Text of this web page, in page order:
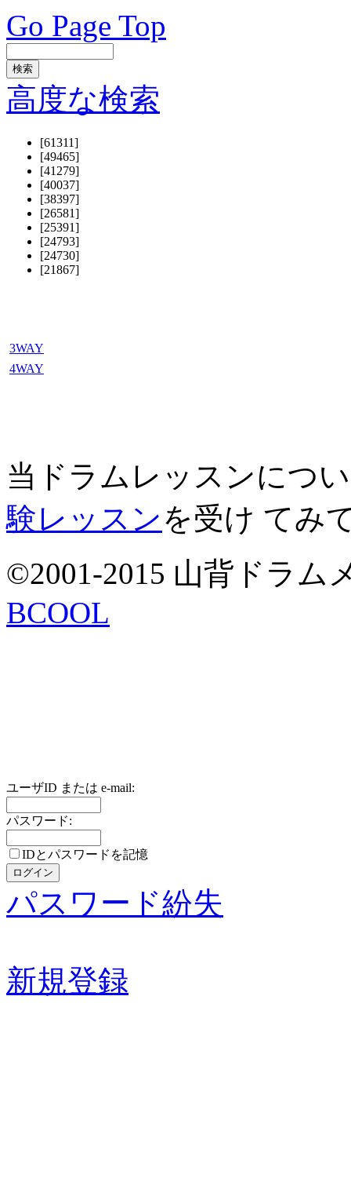
Go Page Top
高度な検索
[61311]
[49465]
[41279]
[40037]
[38397]
[26581]
[25391]
[24793]
[24730]
[21867]
3WAY
4WAY
当ドラムレッスンにつ
験レッスンを受け てみ
©2001-2015 山背ドラム
BCOOL
ユーザID または e-mail:
パスワード:
IDとパスワードを記憶
パスワード紛失
新規登録